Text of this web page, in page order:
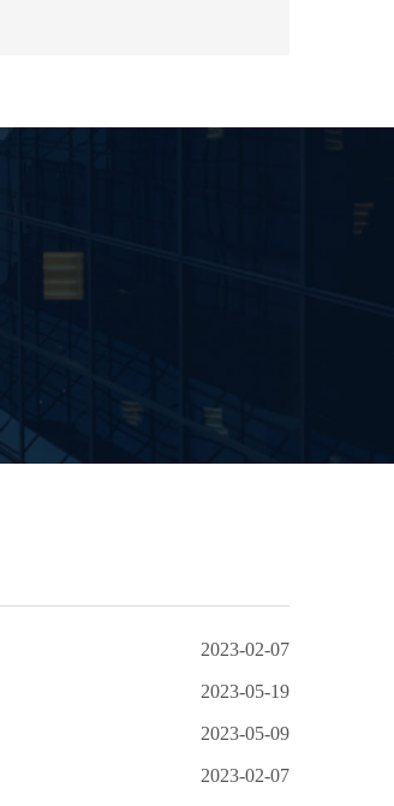
2023-02-07
2023-05-19
2023-05-09
2023-02-07